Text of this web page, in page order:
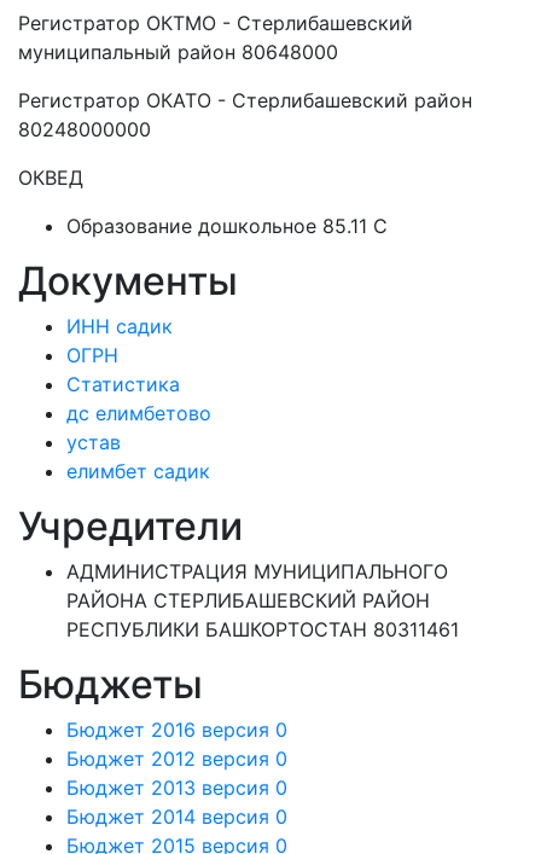
Регистратор ОКТМО - Стерлибашевский
муниципальный район 80648000
Регистратор ОКАТО - Стерлибашевский район
80248000000
ОКВЕД
Образование дошкольное 85.11 C
Документы
ИНН садик
ОГРН
Статистика
дс елимбетово
устав
елимбет садик
Учредители
АДМИНИСТРАЦИЯ МУНИЦИПАЛЬНОГО
РАЙОНА СТЕРЛИБАШЕВСКИЙ РАЙОН
РЕСПУБЛИКИ БАШКОРТОСТАН 80311461
Бюджеты
Бюджет 2016 версия 0
Бюджет 2012 версия 0
Бюджет 2013 версия 0
Бюджет 2014 версия 0
Бюджет 2015 версия 0